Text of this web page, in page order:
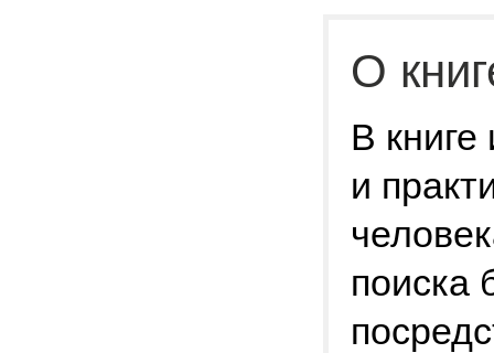
О
В
и
поиска